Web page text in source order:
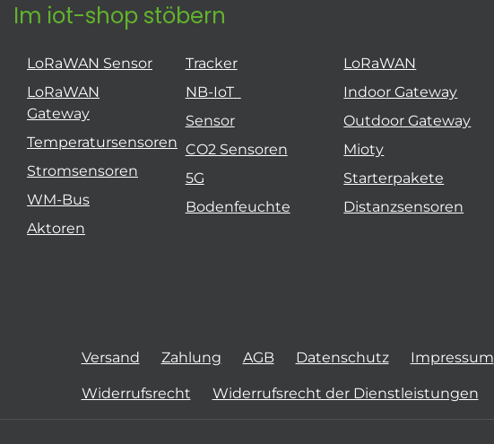
Im iot-shop stöbern
LoRaWAN Sensor
LoRaWAN
Gateway
Temperatursensoren
Stromsensoren
WM-Bus
Aktoren
Tracker
NB-IoT
Sensor
CO2 Sensoren
5G
Bodenfeuchte
LoRaWAN
Indoor Gateway
Outdoor Gateway
Mioty
Starterpakete
Distanzsensoren
Versand Zahlung AGB Datenschutz Impressum
Widerrufsrecht Widerrufsrecht der Dienstleistungen